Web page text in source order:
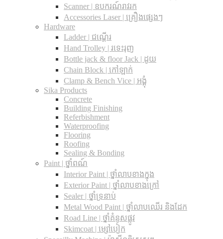
Scanner | ឧបករណ៍រាវរក
Accessories Laser | គ្រឿងផ្សេងៗ
Hardware
Ladder | ជណ្តើរ
Hand Trolley | រទេះរុញ
Bottle jack & floor Jack​ | ដូយ
Chain Block | កៅឡាក់
Clamp & Bench Vice | អង្គុំ
Sika Products
Concrete
Building Finishing
Referbishment
Waterproofing
Flooring
Roofing
Sealing & Bonding
Paint | ថ្នាំពណ៍
Interior Paint | ថ្នាំលាបខាងក្នុង
Exterior Paint | ថ្នាំលាបខាងក្រៅ
Sealer | ថ្នាំទ្រនាប់
Metal Wood Paint | ថ្នាំលាបឈើរ និងដែក
Road Line | ថ្នាំគំនូសផ្លូវ
Skimcoat | ម្សៅបៀក